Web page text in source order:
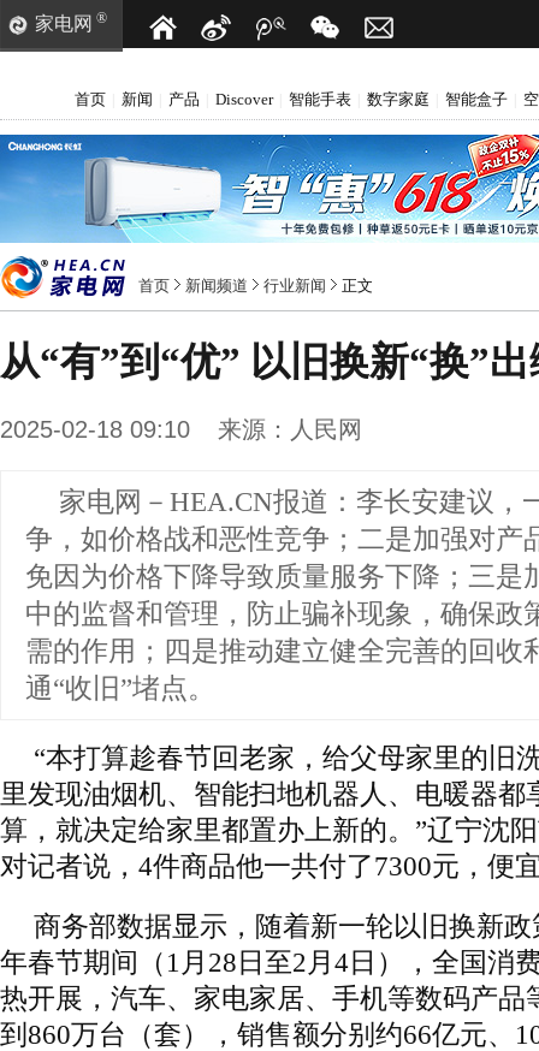
家电网 ®
首页 新闻 产品 Discover 智能手表 数字家庭 智能盒子
首页 新闻频道 行业新闻 正文
从“有”到“优” 以旧换新“换”
2025-02-18 09:10 来源： 人民网
家电网－HEA.CN报道： 李长安建议，
争，如价格战和恶性竞争；二是加强对产
免因为价格下降导致质量服务下降；三是
中的监督和管理，防止骗补现象，确保政
需的作用；四是推动建立健全完善的回收
通“收旧”堵点。
“本打算趁春节回老家，给父母家里的旧
里发现油烟机、智能扫地机器人、电暖器都
算，就决定给家里都置办上新的。”辽宁沈
对记者说，4件商品他一共付了7300元，便
商务部数据显示，随着新一轮以旧换新
年春节期间（1月28日至2月4日），全国消
热开展，汽车、家电家居、手机等数码产品
到860万台（套），销售额分别约66亿元、